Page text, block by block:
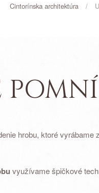
Cintorínska architektúra
hrobu, ktoré vyrábame z
využívame špičkové